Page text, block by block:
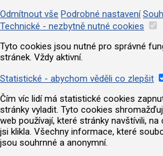
Odmítnout vše Podrobné nastavení
Technické - nezbytně nutné cookies
Tyto cookies jsou nutné pro správné
stránek. Vždy aktivní.
Statistické - abychom věděli co zlepšit
Čím víc lidí má statistické cookies
stránky vyladit. Tyto cookies
web používají, které stránky navštívili,
jsi klikla. Všechny informace, které
jsou souhrnné a anonymní.